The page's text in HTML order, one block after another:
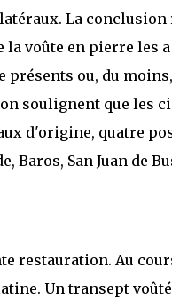
La
voûte en pierre les
ou, du
soulignent que les
d'origine, quatre
Baros, San Juan de
restauration. Au
Un transept